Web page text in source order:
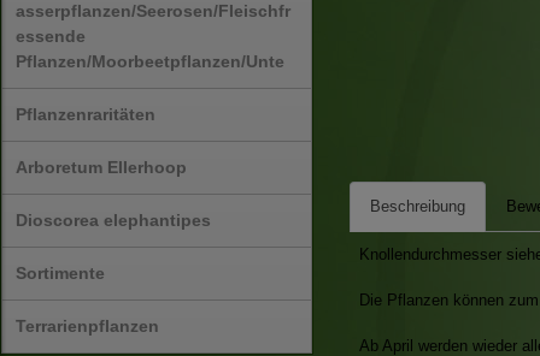
asserpflanzen/Seerosen/Fleischfr
essende
Pflanzen/Moorbeetpflanzen/Unte
Pflanzenraritäten
Arboretum Ellerhoop
Dioscorea elephantipes
Sortimente
Terrarienpflanzen
Beschreibung
Knollendurchmesser
Die Pflanzen können
Ab April werden wieder